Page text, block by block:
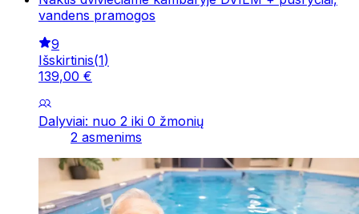
vandens pramogos
9
Išskirtinis(1)
139,00 €
Dalyviai: nuo 2 iki 0 žmonių
2 asmenims